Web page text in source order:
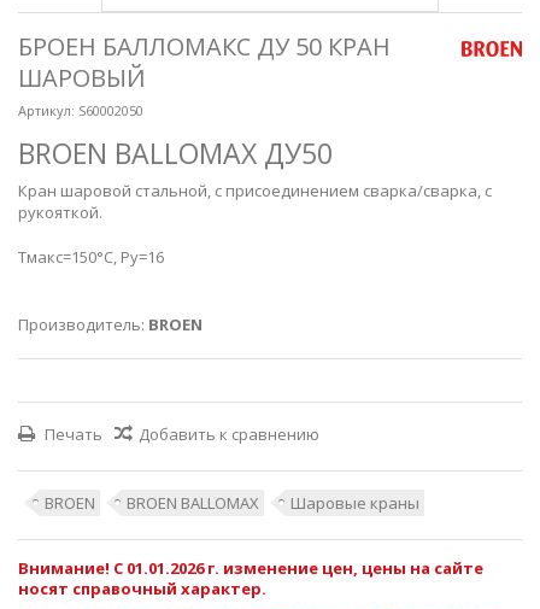
БРОЕН БАЛЛОМАКС ДУ 50 КРАН
ШАРОВЫЙ
Артикул: S60002050
BROEN BALLOMAX ДУ50
Кран шаровой стальной, с присоединением сварка/сварка, с
рукояткой.
Тмакс=150°С, Ру=16
Производитель: BROEN
Печать Добавить к сравнению
BROEN BROEN BALLOMAX Шаровые краны
Внимание! С 01.01.2026 г. изменение цен, цены на сайте
носят справочный характер.